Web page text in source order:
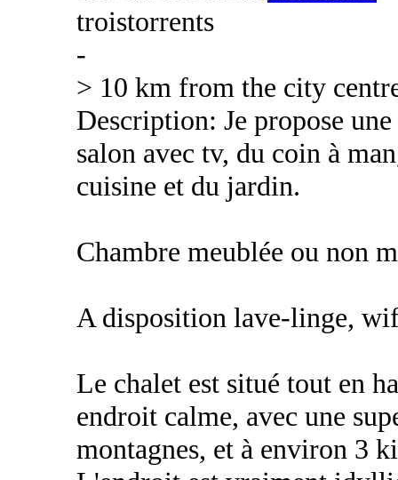
troistorrents
-
> 10 km from the city
Description: Je propose
salon avec tv, du coin à
cuisine et du jardin.
Chambre meublée ou non
A disposition lave-linge,
Le chalet est situé tout en
endroit calme, avec une
montagnes, et à environ 3